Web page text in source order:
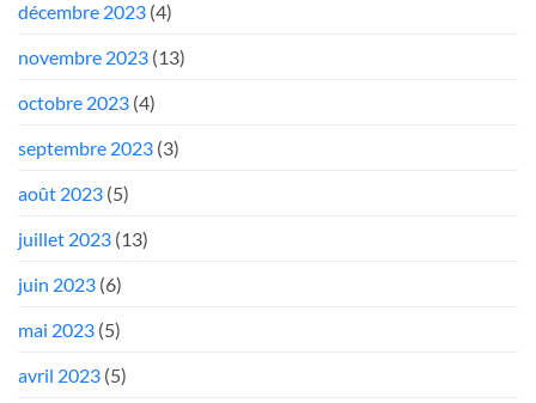
décembre 2023 (4)
novembre 2023 (13)
octobre 2023 (4)
septembre 2023 (3)
août 2023 (5)
juillet 2023 (13)
juin 2023 (6)
mai 2023 (5)
avril 2023 (5)